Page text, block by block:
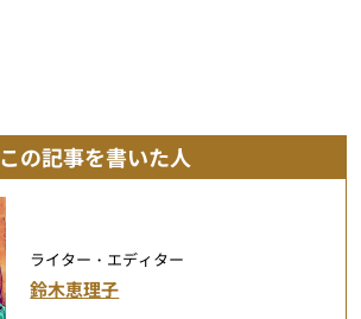
この記事を書いた人
ライター・エディター
鈴木恵理子